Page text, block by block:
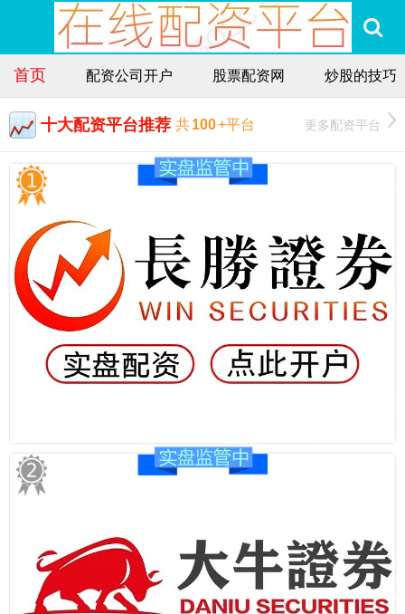
首页 配资公司开户 股票配资网 炒股的技巧
十大配资平台推荐 共100+平台 更多配资平台